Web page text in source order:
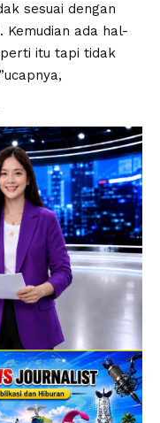
sesuai dengan
Kemudian ada hal-
itu tapi tidak